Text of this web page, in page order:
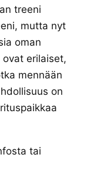
treeni
mutta nyt
oman
erilaiset,
mennään
on
tai